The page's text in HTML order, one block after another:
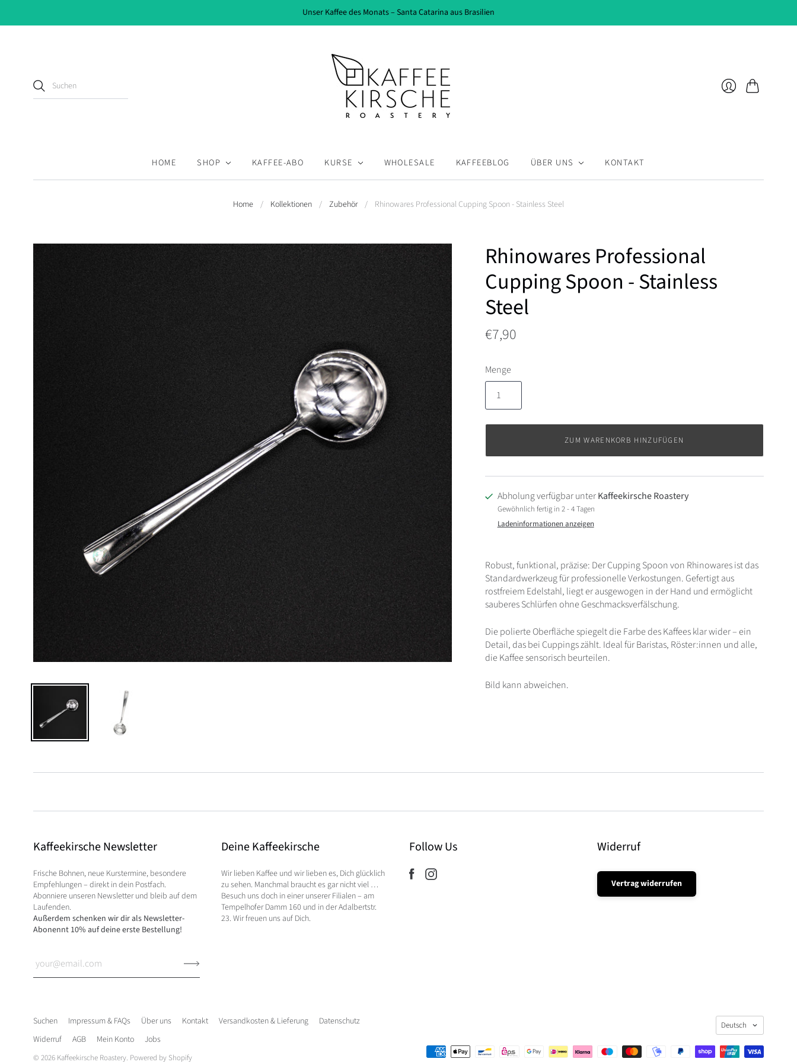
Unser Kaffee des Monats – Santa Catarina aus Brasilien
HOME SHOP KAFFEE-ABO KURSE WHOLESALE KAFFEEBLOG ÜBER UNS KONTAKT
Home / Kollektionen / Zubehör / Rhinowares Professional Cupping Spoon - Stainless Steel
Rhinowares Professional
Cupping Spoon - Stainless
Steel
€7,90
Menge
ZUM WARENKORB HINZUFÜGEN
Abholung verfügbar unterKaffeekirsche Roastery
Gewöhnlich fertig in 2 - 4 Tagen
Ladeninformationen anzeigen
Robust, funktional, präzise: Der Cupping Spoon von Rhinowares ist das
Standardwerkzeug für professionelle Verkostungen. Gefertigt aus
rostfreiem Edelstahl, liegt er ausgewogen in der Hand und ermöglicht
sauberes Schlürfen ohne Geschmacksverfälschung.
Die polierte Oberfläche spiegelt die Farbe des Kaffees klar wider – ein
Detail, das bei Cuppings zählt. Ideal für Baristas, Röster:innen und alle,
die Kaffee sensorisch beurteilen.
Bild kann abweichen.
Kaffeekirsche Newsletter
Frische Bohnen, neue Kurstermine, besondere
Empfehlungen – direkt in dein Postfach.
Abonniere unseren Newsletter und bleib auf dem
Laufenden.
Außerdem schenken wir dir als Newsletter-
Abonennt 10% auf deine erste Bestellung!
Deine Kaffeekirsche
Wir lieben Kaffee und wir lieben es, Dich glücklich
zu sehen. Manchmal braucht es gar nicht viel …
Besuch uns doch in einer unserer Filialen – am
Tempelhofer Damm 160 und in der Adalbertstr.
23. Wir freuen uns auf Dich.
Follow Us Widerruf
Vertrag widerrufen
Suchen Impressum & FAQs Über uns Kontakt Versandkosten & Lieferung
Datenschutz
Widerruf
AGB Mein Konto Jobs
© 2026 Kaffeekirsche Roastery. Powered by Shopify
Sprache
Deutsch